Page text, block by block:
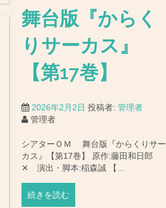
舞台版『からく
りサーカス』
【第17巻】
2026年2月2日 投稿者: 管理者
管理者
シアターＯＭ 舞台版『からくりサー
カス』【第17巻】 原作:藤田和日郎
✕ 演出・脚本:稲森誠 【…
続きを読む